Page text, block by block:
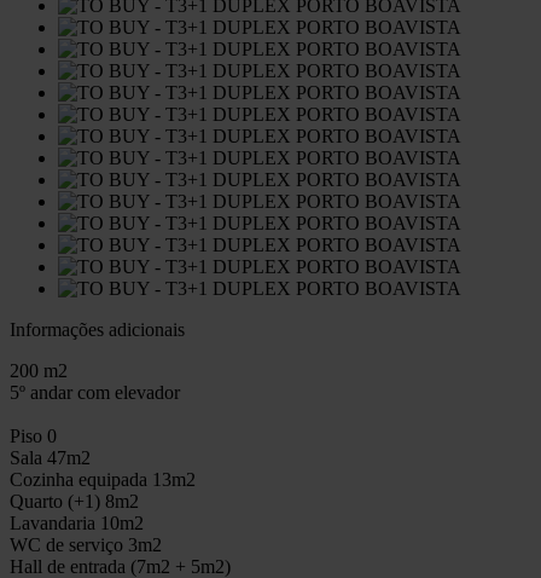
Informações adicionais
200 m2
5º andar com elevador
Piso 0
Sala 47m2
Cozinha equipada 13m2
Quarto (+1) 8m2
Lavandaria 10m2
WC de serviço 3m2
Hall de entrada (7m2 + 5m2)